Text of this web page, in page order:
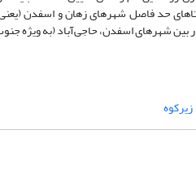
حد فاصل شهرهای زهان و اسفدن
شهرهای اسفدن، حاجی‌‌آباد (به ویژه
زیرکوه